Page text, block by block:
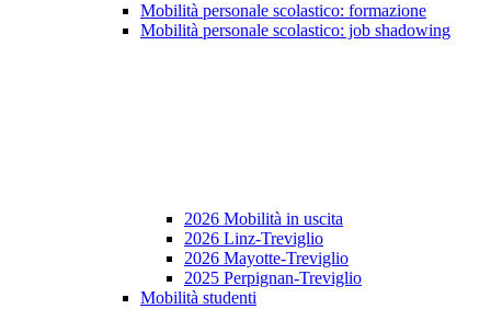
Mobilità personale scolastico: formazione
Mobilità personale scolastico: job shadowing
2026 Mobilità in uscita
2026 Linz-Treviglio
2026 Mayotte-Treviglio
2025 Perpignan-Treviglio
Mobilità studenti